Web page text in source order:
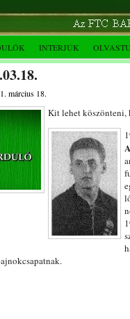
INTERJÚK
március 18.
Kit lehet köszönteni,